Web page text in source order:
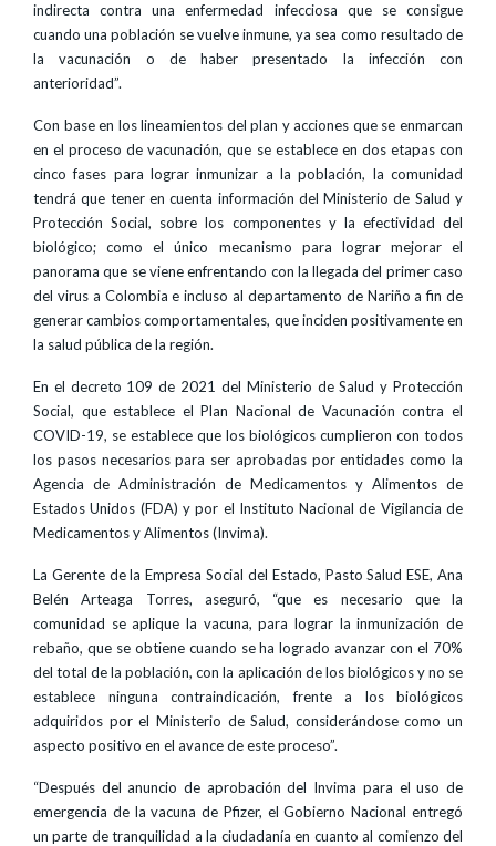
indirecta contra una enfermedad infecciosa que se consigue
cuando una población se vuelve inmune, ya sea como resultado de
la vacunación o de haber presentado la infección con
anterioridad”.
Con base en los lineamientos del plan y acciones que se enmarcan
en el proceso de vacunación, que se establece en dos etapas con
cinco fases para lograr inmunizar a la población, la comunidad
tendrá que tener en cuenta información del Ministerio de Salud y
Protección Social, sobre los componentes y la efectividad del
biológico; como el único mecanismo para lograr mejorar el
panorama que se viene enfrentando con la llegada del primer caso
del virus a Colombia e incluso al departamento de Nariño a fin de
generar cambios comportamentales, que inciden positivamente en
la salud pública de la región.
En el decreto 109 de 2021 del Ministerio de Salud y Protección
Social, que establece el Plan Nacional de Vacunación contra el
COVID-19, se establece que los biológicos cumplieron con todos
los pasos necesarios para ser aprobadas por entidades como la
Agencia de Administración de Medicamentos y Alimentos de
Estados Unidos (FDA) y por el Instituto Nacional de Vigilancia de
Medicamentos y Alimentos (Invima).
La Gerente de la Empresa Social del Estado, Pasto Salud ESE, Ana
Belén Arteaga Torres, aseguró, “que es necesario que la
comunidad se aplique la vacuna, para lograr la inmunización de
rebaño, que se obtiene cuando se ha logrado avanzar con el 70%
del total de la población, con la aplicación de los biológicos y no se
establece ninguna contraindicación, frente a los biológicos
adquiridos por el Ministerio de Salud, considerándose como un
aspecto positivo en el avance de este proceso”.
“Después del anuncio de aprobación del Invima para el uso de
emergencia de la vacuna de Pfizer, el Gobierno Nacional entregó
un parte de tranquilidad a la ciudadanía en cuanto al comienzo del